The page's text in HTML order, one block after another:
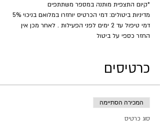
​*קיום התצפית מותנה במספר משתתפים
דמי טיפול עד 2 ימים לפני הפעילות . לאחר מכן אין
החזר כספי על ביטול
כרטיסים
המכירה הסתיימה
סוג כרטיס